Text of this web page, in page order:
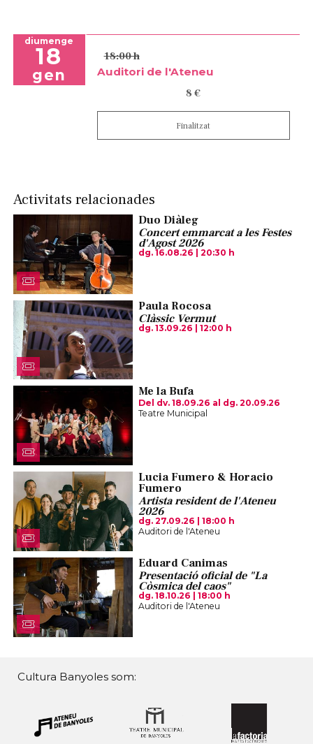
diumenge
18
gen
18:00 h
Auditori de l'Ateneu
8 €
Finalitzat
Activitats relacionades
Duo Diàleg
Concert emmarcat a les Festes
d'Agost 2026
dg. 16.08.26 | 20:30 h
Paula Rocosa
Clàssic Vermut
dg. 13.09.26 | 12:00 h
Me la Bufa
Del dv. 18.09.26 al dg. 20.09.26
Teatre Municipal
Lucia Fumero & Horacio
Fumero
Artista resident de l'Ateneu
2026
dg. 27.09.26
18:00 h
Auditori de l'Ateneu
Eduard Canimas
Presentació oficial de "La
Còsmica del caos"
dg. 18.10.26
18:00 h
Auditori de l'Ateneu
Cultura Banyoles som: